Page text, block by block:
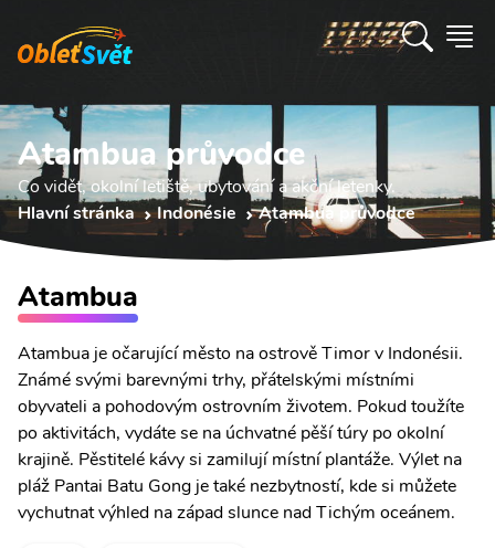
Atambua průvodce
Co vidět, okolní letiště, ubytování a akční letenky.
Hlavní stránka
Indonésie Atambua průvodce
Atambua
Atambua je očarující město na ostrově Timor v Indonésii.
Známé svými barevnými trhy, přátelskými místními
obyvateli a pohodovým ostrovním životem. Pokud toužíte
po aktivitách, vydáte se na úchvatné pěší túry po okolní
krajině. Pěstitelé kávy si zamilují místní plantáže. Výlet na
pláž Pantai Batu Gong je také nezbytností, kde si můžete
vychutnat výhled na západ slunce nad Tichým oceánem.